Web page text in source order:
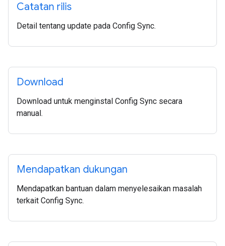
Catatan rilis
Detail tentang update pada Config Sync.
Download
Download untuk menginstal Config Sync secara
manual.
Mendapatkan dukungan
Mendapatkan bantuan dalam menyelesaikan masalah
terkait Config Sync.